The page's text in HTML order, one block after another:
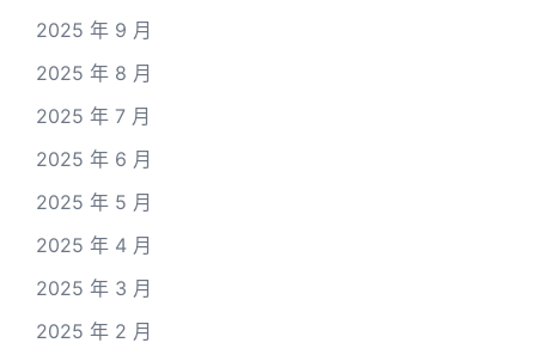
2025 年 9 月
2025 年 8 月
2025 年 7 月
2025 年 6 月
2025 年 5 月
2025 年 4 月
2025 年 3 月
2025 年 2 月